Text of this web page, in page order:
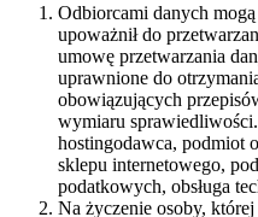
Odbiorcami danych
upoważnił do
umowę przetwarzania
uprawnione do
obowiązujących
wymiaru
hostingodawca, podmiot
sklepu internetowego,
podatkowych, obsługa
Na życzenie osoby,